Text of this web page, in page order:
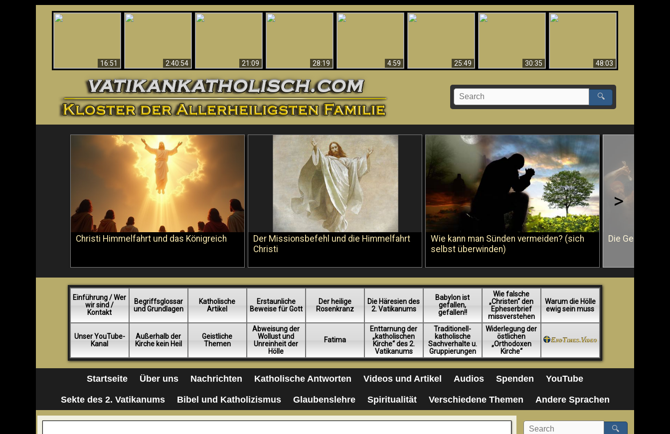
16:51
2:40:54
21:09
28:19
4:59
25:49 30:35
48:03
🔍
Christi Himmelfahrt und das Königreich
Der Missionsbefehl und die Himmelfahrt
Christi
Wie kann man Sünden vermeiden? (sich
selbst überwinden)
Die Geißelung
>
Einführung / Wer
wir sind /
Kontakt
Begriffsglossar
und Grundlagen
Katholische
Artikel
Erstaunliche
Beweise für Gott
Der heilige
Rosenkranz
Die Häresien des
2. Vatikanums
Babylon ist
gefallen,
gefallen!!
Wie falsche
„Christen“ den
Epheserbrief
missverstehen
Warum die Hölle
ewig sein muss
Unser YouTube-
Kanal
Außerhalb der
Kirche kein Heil
Geistliche
Themen
Abweisung der
Wollust und
Unreinheit der
Hölle
Fatima
Enttarnung der
„katholischen
Kirche“ des 2.
Vatikanums
Traditionell-
katholische
Sachverhalte u.
Gruppierungen
Widerlegung der
östlichen
„Orthodoxen
Kirche“
Startseite Über uns Nachrichten Katholische Antworten Videos und Artikel Audios Spenden YouTube
Sekte des 2. Vatikanums Bibel und Katholizismus Glaubenslehre Spiritualität Verschiedene Themen Andere Sprachen
🔍